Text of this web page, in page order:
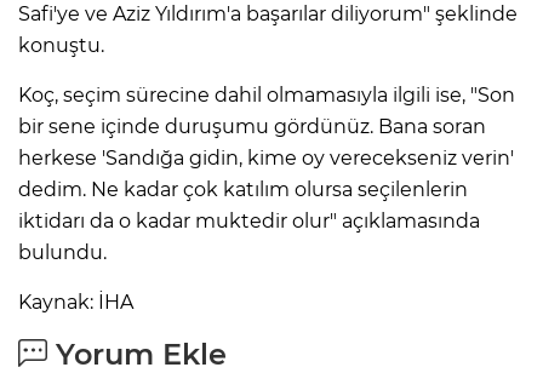
Safi'ye ve Aziz Yıldırım'a başarılar diliyorum" şeklinde
konuştu.
Koç, seçim sürecine dahil olmamasıyla ilgili ise, "Son
bir sene içinde duruşumu gördünüz. Bana soran
herkese 'Sandığa gidin, kime oy verecekseniz verin'
dedim. Ne kadar çok katılım olursa seçilenlerin
iktidarı da o kadar muktedir olur" açıklamasında
bulundu.
Kaynak: İHA
Yorum Ekle